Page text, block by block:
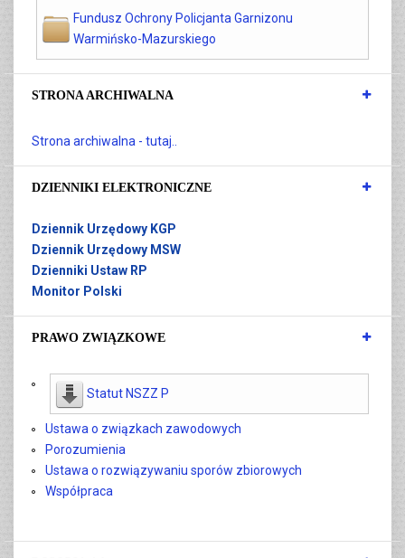
Fundusz Ochrony Policjanta Garnizonu
Warmińsko-Mazurskiego
STRONA ARCHIWALNA
Strona archiwalna - tutaj..
DZIENNIKI ELEKTRONICZNE
Dziennik Urzędowy KGP
Dziennik Urzędowy MSW
Dzienniki Ustaw RP
Monitor Polski
PRAWO ZWIĄZKOWE
Statut NSZZ P
Ustawa o związkach zawodowych
Porozumienia
Ustawa o rozwiązywaniu sporów zbiorowych
Współpraca